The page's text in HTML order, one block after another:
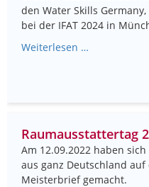
den Water Skills
bei der IFAT 2024 in
Weiterlesen …
Raumausstattertag
Am 12.09.2022 haben
aus ganz Deutschland
Meisterbrief gemacht.